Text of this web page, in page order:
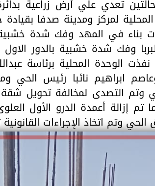
لمركز ومدينة صدفا
بناء في المهد وفك شدة خشبية
وفك شدة خشبية بالدور
الوحدة المحلية برئاسة
ابراهيم نائبا رئيس الحي
وتم التصدى لمخالفة تحويل
تم إزالة أعمدة الدرو الأول
الحي وتم اتخاذ الإجراءات